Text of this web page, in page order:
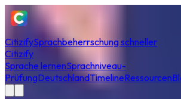
CitizifySprachbeherrschung schneller
Citizify
Sprache lernenSprachniveau-
PrüfungDeutschlandTimelineRessourcen